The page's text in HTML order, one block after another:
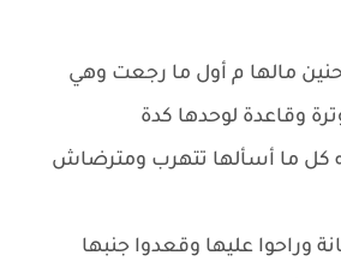
مالها م أول ما رجعت وهي
وقاعدة لوحدها كدة
كل ما أسألها تتهرب ومترضاش
وراحوا عليها وقعدوا جنبها